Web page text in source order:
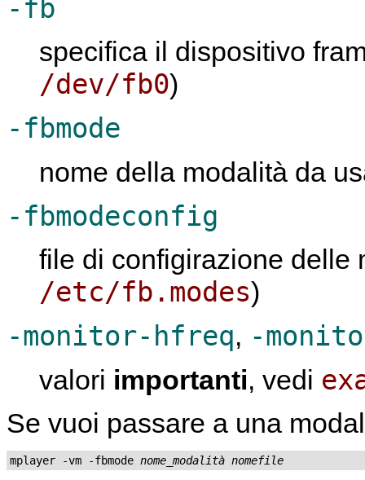
-fb
specifica il dispositivo
/dev/fb0)
-fbmode
nome della modalità da
-fbmodeconfig
file di configirazione delle
/etc/fb.modes)
-monitor-hfreq, -
valori importanti, vedi
Se vuoi passare a una
mplayer -vm -fbmode nome_modalità nomefile